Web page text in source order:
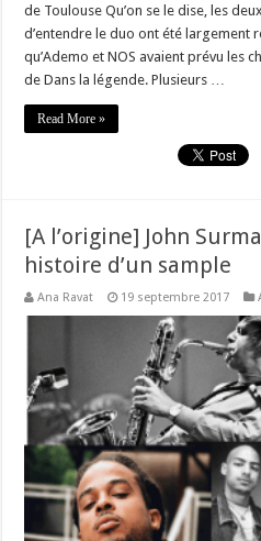
de Toulouse Qu’on se le dise, les
d’entendre le duo ont été largement
qu’Ademo et NOS avaient prévu les
de Dans la légende. Plusieurs …
Read More »
[A l’origine] John
histoire d’un sample
Ana Ravat 19 septembre 2017